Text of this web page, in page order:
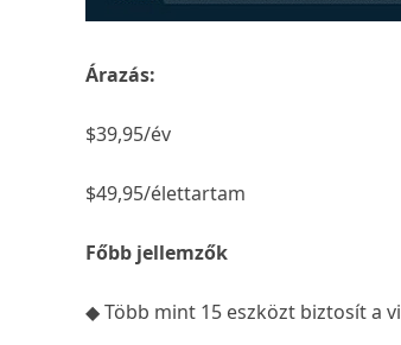
Árazás:
$39,95/év
$49,95/élettartam
Főbb jellemzők
◆ Több mint 15 eszközt biztosít a